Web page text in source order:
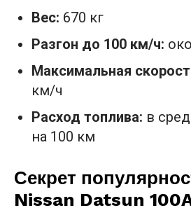
Вес: 670 кг
Разгон до 100 км/ч:
Максимальная
км/ч
Расход топлива: в
на 100 км
Секрет
Nissan Datsun